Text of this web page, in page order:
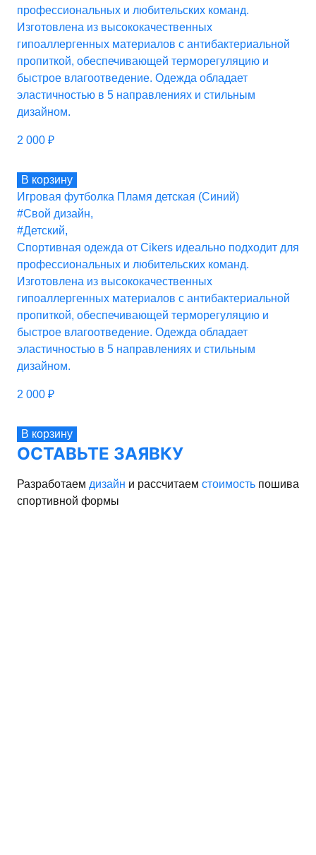
профессиональных и любительских команд.
Изготовлена из высококачественных
гипоаллергенных материалов с антибактериальной
пропиткой, обеспечивающей терморегуляцию и
быстрое влагоотведение. Одежда обладает
эластичностью в 5 направлениях и стильным
дизайном.
2 000 ₽
В корзину
Игровая футболка Пламя детская (Синий)
#Свой дизайн,
#Детский,
Спортивная одежда от Cikers идеально подходит для
профессиональных и любительских команд.
Изготовлена из высококачественных
гипоаллергенных материалов с антибактериальной
пропиткой, обеспечивающей терморегуляцию и
быстрое влагоотведение. Одежда обладает
эластичностью в 5 направлениях и стильным
дизайном.
2 000 ₽
В корзину
ОСТАВЬТЕ ЗАЯВКУ
Разработаем дизайн и рассчитаем стоимость пошива
спортивной формы